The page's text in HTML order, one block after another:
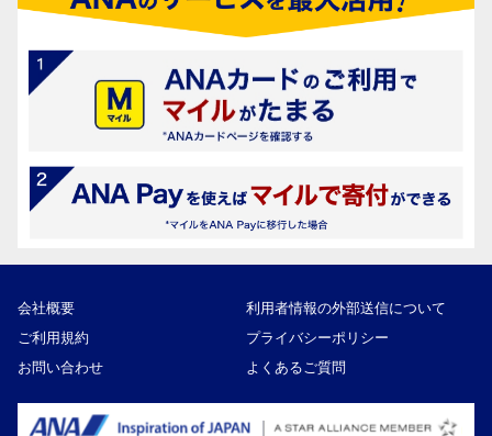
会社概要
利用者情報の外部送信について
ご利用規約
プライバシーポリシー
お問い合わせ
よくあるご質問